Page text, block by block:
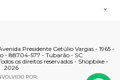
Presidente Getúlio Vargas - 1965 -
- 88704-577 - Tubarão - SC
os direitos reservados - Shopbike -
2026